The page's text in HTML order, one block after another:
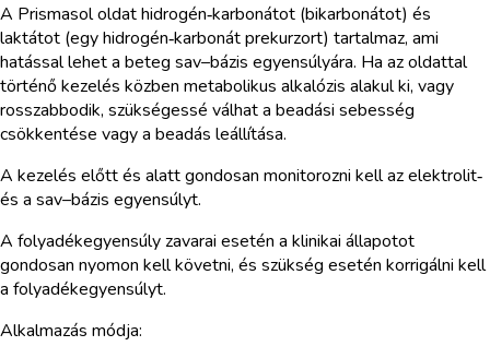
A Prismasol oldat hidrogén‑karbonátot (bikarbonátot) és
laktátot (egy hidrogén‑karbonát prekurzort) tartalmaz, ami
hatással lehet a beteg sav–bázis egyensúlyára. Ha az oldattal
történő kezelés közben metabolikus alkalózis alakul ki, vagy
rosszabbodik, szükségessé válhat a beadási sebesség
csökkentése vagy a beadás leállítása.
A kezelés előtt és alatt gondosan monitorozni kell az elektrolit‑
és a sav–bázis egyensúlyt.
A folyadékegyensúly zavarai esetén a klinikai állapotot
gondosan nyomon kell követni, és szükség esetén korrigálni kell
a folyadékegyensúlyt.
Alkalmazás módja: